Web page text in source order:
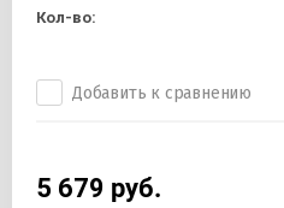
Кол-во:
Добавить к сравнению
5 679 руб.